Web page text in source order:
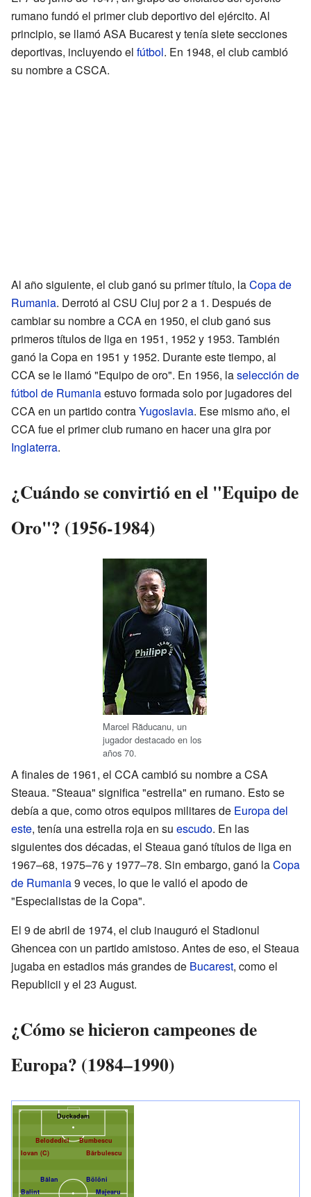
rumano fundó el primer club deportivo del ejército. Al
principio, se llamó ASA Bucarest y tenía siete secciones
deportivas, incluyendo el fútbol. En 1948, el club cambió
su nombre a CSCA.
Al año siguiente, el club ganó su primer título, laCopa de
Rumania. Derrotó al CSU Cluj por 2 a 1. Después de
cambiar su nombre a CCA en 1950, el club ganó sus
primeros títulos de liga en 1951, 1952 y 1953. También
ganó la Copa en 1951 y 1952. Durante este tiempo, al
CCA se le llamó "Equipo de oro". En 1956, laselección de
fútbol de Rumaniaestuvo formada solo por jugadores del
CCA en un partido contraYugoslavia. Ese mismo año, el
CCA fue el primer club rumano en hacer una gira por
Inglaterra.
¿Cuándo se convirtió en el "Equipo de
Oro"? (1956-1984)
Marcel Răducanu, un
jugador destacado en los
años 70.
A finales de 1961, el CCA cambió su nombre a CSA
Steaua. "Steaua" significa "estrella" en rumano. Esto se
debía a que, como otros equipos militares de Europa del
este, tenía una estrella roja en su escudo. En las
siguientes dos décadas, el Steaua ganó títulos de liga en
1967–68, 1975–76 y 1977–78. Sin embargo, ganó laCopa
de Rumania9 veces, lo que le valió el apodo de
"Especialistas de la Copa".
El 9 de abril de 1974, el club inauguró el Stadionul
Ghencea con un partido amistoso. Antes de eso, el Steaua
jugaba en estadios más grandes de Bucarest, como el
Republicii y el 23 August.
¿Cómo se hicieron campeones de
Europa? (1984–1990)
Duckadam
Iovan (C)
Belodedici
Bumbescu
Bărbulescu
Balint
Bălan
Bölöni
Majearu